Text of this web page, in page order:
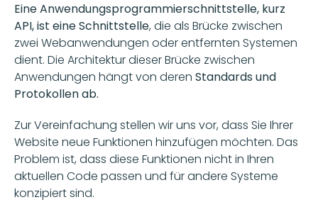
Eine Anwendungsprogrammierschnittstelle, kurz
API, ist eine Schnittstelle, die als Brücke zwischen
zwei Webanwendungen oder entfernten Systemen
dient. Die Architektur dieser Brücke zwischen
Anwendungen hängt von deren Standards und
Protokollen ab.
Zur Vereinfachung stellen wir uns vor, dass Sie Ihrer
Website neue Funktionen hinzufügen möchten. Das
Problem ist, dass diese Funktionen nicht in Ihren
aktuellen Code passen und für andere Systeme
konzipiert sind.